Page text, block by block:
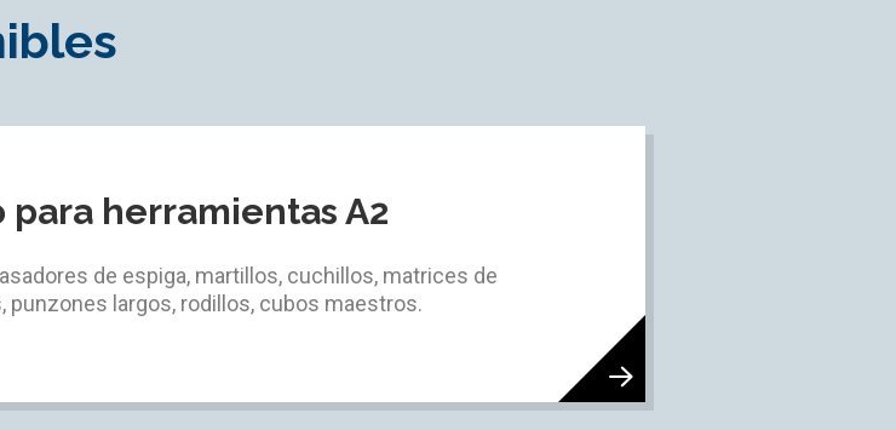
herramientas A2
de espiga, martillos, cuchillos, matrices de
largos, rodillos, cubos maestros.